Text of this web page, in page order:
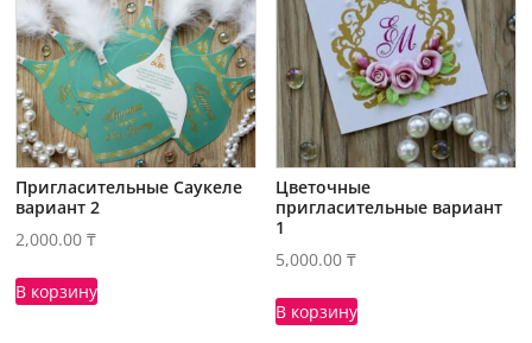
Пригласительные Саукеле
вариант 2
2,000.00₸
В корзину
Цветочные
пригласительные вариант
1
5,000.00₸
В корзину